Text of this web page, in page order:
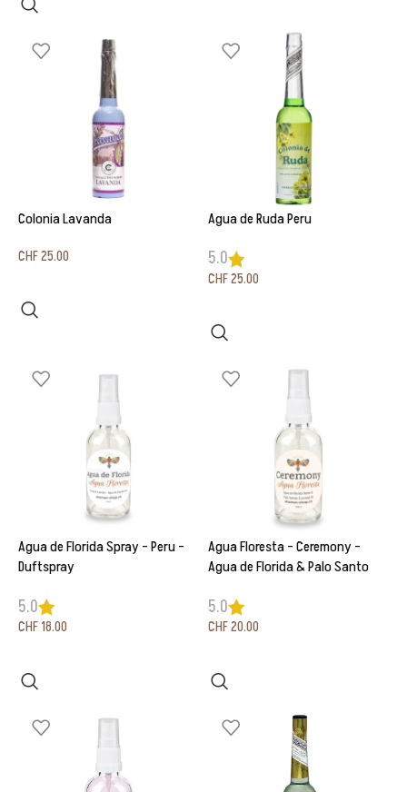
Colonia Lavanda
CHF25.00
Agua de Ruda Peru
5.0
CHF25.00
Agua de Florida Spray – Peru –
Duftspray
5.0
CHF18.00
Agua Floresta – Ceremony –
Agua de Florida & Palo Santo
5.0
CHF20.00